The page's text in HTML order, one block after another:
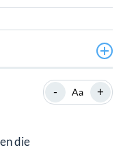
überschaubar
- Aa +
die